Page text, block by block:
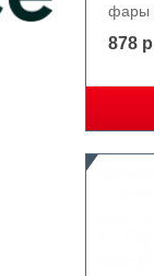
фары
878